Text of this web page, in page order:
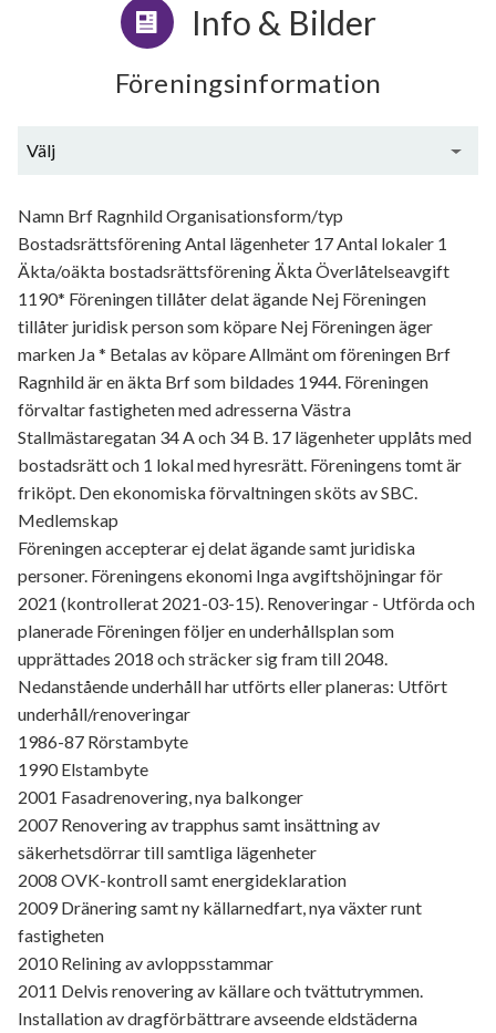
Info & Bilder
Föreningsinformation
Välj
Namn Brf Ragnhild Organisationsform/typ
Bostadsrättsförening Antal lägenheter 17 Antal lokaler 1
Äkta/oäkta bostadsrättsförening Äkta Överlåtelseavgift
1190* Föreningen tillåter delat ägande Nej Föreningen
tillåter juridisk person som köpare Nej Föreningen äger
marken Ja * Betalas av köpare Allmänt om föreningen Brf
Ragnhild är en äkta Brf som bildades 1944. Föreningen
förvaltar fastigheten med adresserna Västra
Stallmästaregatan 34 A och 34 B. 17 lägenheter upplåts med
bostadsrätt och 1 lokal med hyresrätt. Föreningens tomt är
friköpt. Den ekonomiska förvaltningen sköts av SBC.
Medlemskap
Föreningen accepterar ej delat ägande samt juridiska
personer. Föreningens ekonomi Inga avgiftshöjningar för
2021 (kontrollerat 2021-03-15). Renoveringar - Utförda och
planerade Föreningen följer en underhållsplan som
upprättades 2018 och sträcker sig fram till 2048.
Nedanstående underhåll har utförts eller planeras: Utfört
underhåll/renoveringar
1986-87 Rörstambyte
1990 Elstambyte
2001 Fasadrenovering, nya balkonger
2007 Renovering av trapphus samt insättning av
säkerhetsdörrar till samtliga lägenheter
2008 OVK-kontroll samt energideklaration
2009 Dränering samt ny källarnedfart, nya växter runt
fastigheten
2010 Relining av avloppsstammar
2011 Delvis renovering av källare och tvättutrymmen.
Installation av dragförbättrare avseende eldstäderna